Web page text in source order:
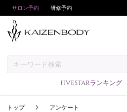
サロン予約 研修予約
FIVESTARランキング
予約方法
トップ
アンケート